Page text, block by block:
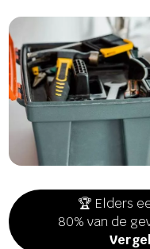
🏆 Elders
80% van de